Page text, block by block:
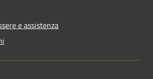
e assistenza